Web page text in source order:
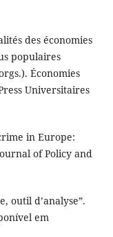
des économies
populaires
Économies
Universitaires
in Europe:
of Policy and
outil d’analyse”.
em